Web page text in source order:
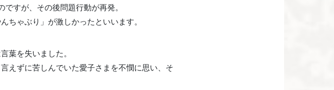
すが、その後問題行動が再発。
ちゃぶり」が激しかったといいます。
葉を失いました。
えずに苦しんでいた愛子さまを不憫に思い、そ